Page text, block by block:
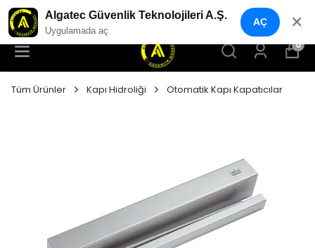
YENI NESIL GÜVENLIK GEÇIŞ SISTEMLERI
0
Tüm Ürünler Kapı Hidroliği Otomatik Kapı Kapatıcılar
Algatec Güvenlik Teknolojileri A.Ş.
Uygulamada aç
AÇ ✕